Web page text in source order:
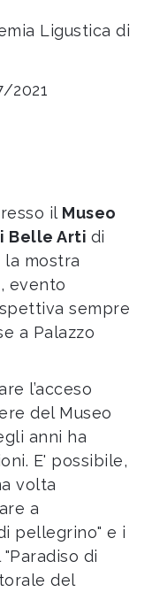
Ligustica di
2021
il Museo
Belle Arti di
mostra
, evento
sempre
a Palazzo
l’acceso
del Museo
anni ha
E' possibile,
volta
a
pellegrino" e i
di
del